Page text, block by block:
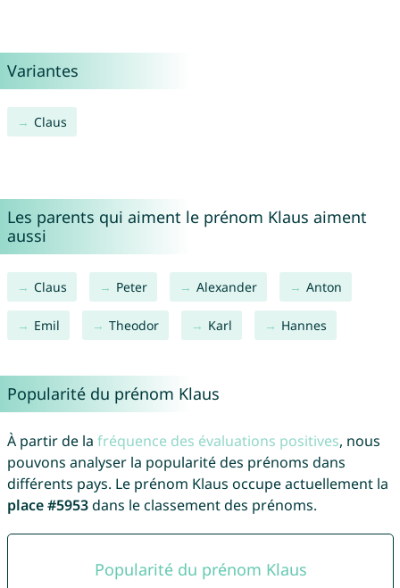
Variantes
Claus
Les parents qui aiment le prénom Klaus aiment
aussi
Claus Peter Alexander Anton
Emil Theodor Karl Hannes
Popularité du prénom Klaus
À partir de la fréquence des évaluations positives, nous
pouvons analyser la popularité des prénoms dans
différents pays. Le prénom Klaus occupe actuellement la
place #5953dans le classement des prénoms.